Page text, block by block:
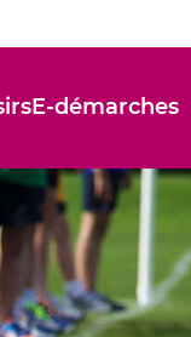
E-démarches